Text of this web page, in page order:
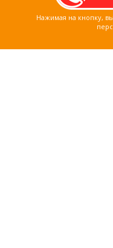
Нажимая на кнопку,